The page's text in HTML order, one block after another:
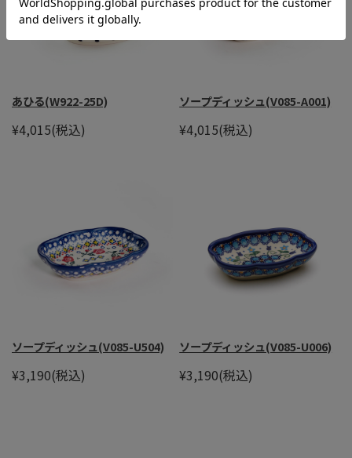
あひる(W922-25D)
¥4,015(税込)
ソープディッシュ(V085-A001)
¥4,015(税込)
ソープディッシュ(V085-U504)
¥3,190(税込)
ソープディッシュ(V085-U006)
¥3,190(税込)